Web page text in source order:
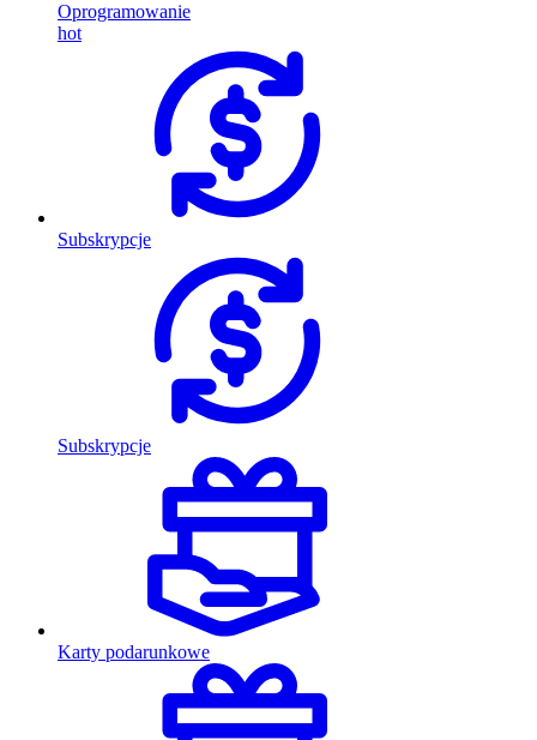
Oprogramowanie
hot
Subskrypcje
Subskrypcje
Karty podarunkowe